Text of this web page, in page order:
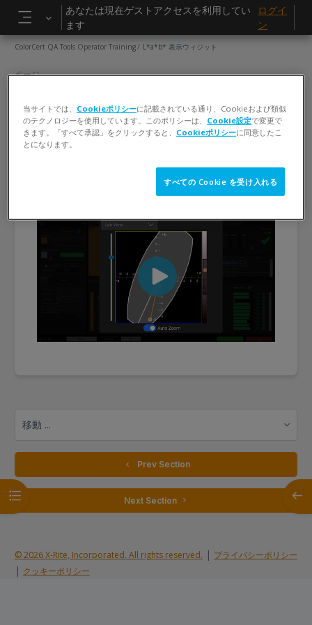
メインコンテンツへスキップする
サイドパネル
あなたは現在ゲストアクセスを利用してい
ます
ログイ
ン
コースインデックスを開く ブロ
ColorCert QA Tools Operator Training L*a*b* 表示ウィジット
ページ
完了要件
閲覧する
  Prev Section
Next Section
© 2026 X-Rite, Incorporated. All rights reserved. | プライバシーポリシー
| クッキーポリシー
当サイトでは、 Cookieポリシーに記載されている通り、Cookieおよび類似
のテクノロジーを使用しています。このポリシーは、 Cookie設定で変更で
きます。「すべて承認」をクリックすると、 Cookieポリシーに同意したこ
とになります。
すべての Cookie を受け入れる